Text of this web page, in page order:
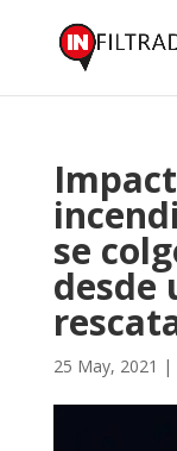
se
desde
25 May, 2021 |